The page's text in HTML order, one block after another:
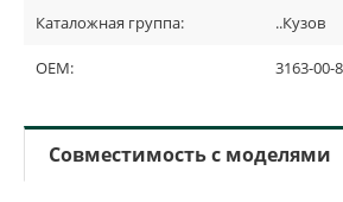
Каталожная группа: ..Кузов
OEM: 3163-00-
Совместимость с моделями